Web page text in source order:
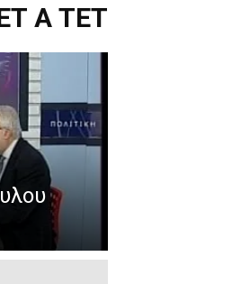
Α ΤΕΤ